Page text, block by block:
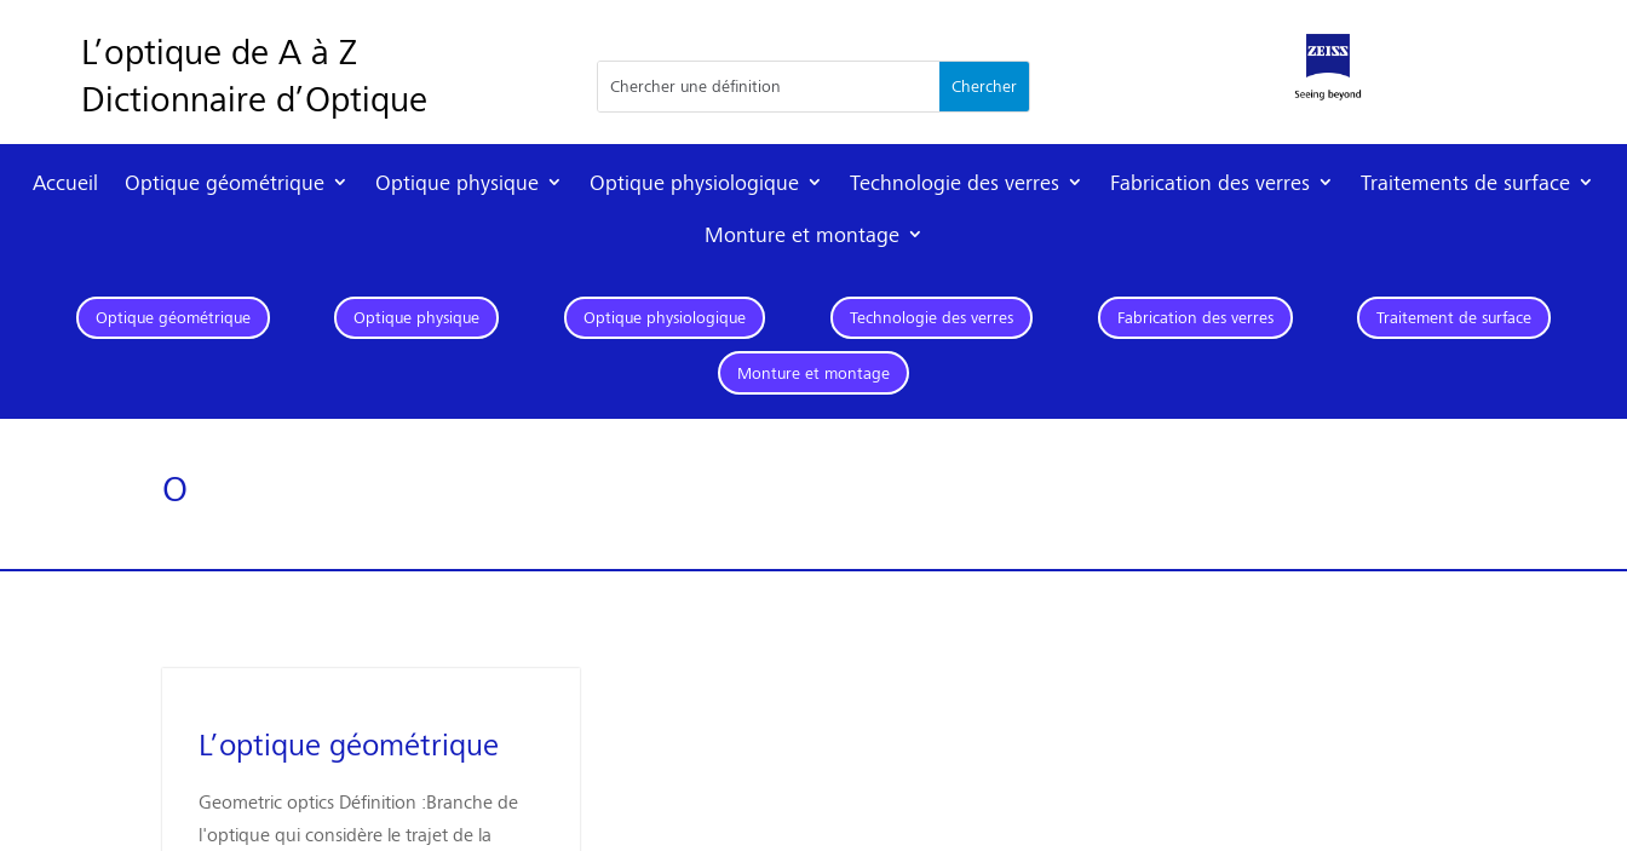
L’optique de A à Z
Dictionnaire d’Optique
Accueil Optique géométrique Optique physique Optique physiologique Technologie des verres Fabrication des verres
Traitements de surface
Monture et montage
Optique géométrique Optique physique Optique physiologique Technologie des verres Fabrication des verres Traitement de surface
Monture et montage
O
L’optique géométrique
Geometric optics Définition :Branche de
l'optique qui considère le trajet de la